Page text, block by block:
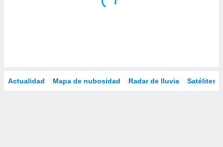
Actualidad Mapa de nubosidad Radar de lluvia Satélites